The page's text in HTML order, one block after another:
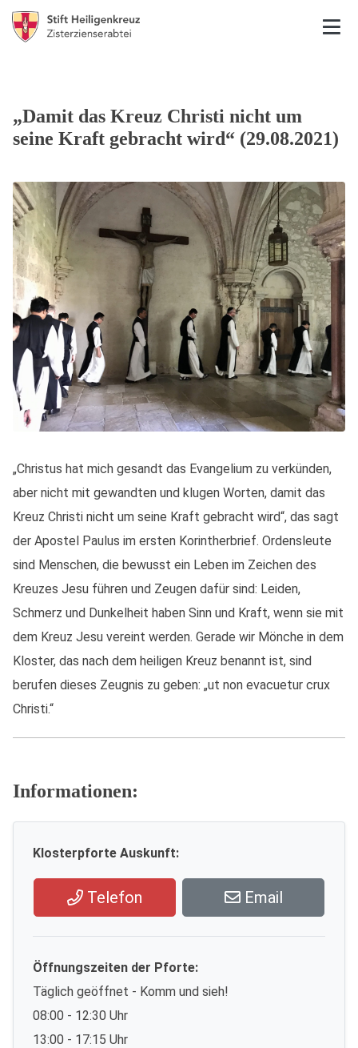
„Damit das Kreuz Christi nicht um
seine Kraft gebracht wird“ (29.08.2021)
„Christus hat mich gesandt das Evangelium zu verkünden,
aber nicht mit gewandten und klugen Worten, damit das
Kreuz Christi nicht um seine Kraft gebracht wird“, das sagt
der Apostel Paulus im ersten Korintherbrief. Ordensleute
sind Menschen, die bewusst ein Leben im Zeichen des
Kreuzes Jesu führen und Zeugen dafür sind: Leiden,
Schmerz und Dunkelheit haben Sinn und Kraft, wenn sie mit
dem Kreuz Jesu vereint werden. Gerade wir Mönche in dem
Kloster, das nach dem heiligen Kreuz benannt ist, sind
berufen dieses Zeugnis zu geben: „ut non evacuetur crux
Christi.“
Informationen:
Klosterpforte Auskunft:
Telefon Email
Öffnungszeiten der Pforte:
Täglich geöffnet - Komm und sieh!
08:00 - 12:30 Uhr
13:00 - 17:15 Uhr